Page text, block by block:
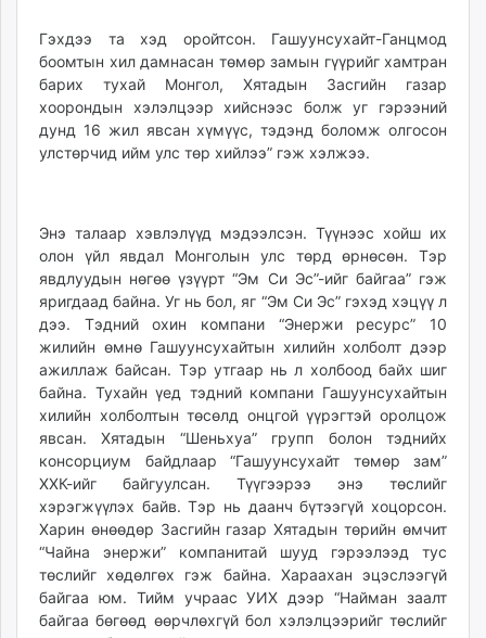
Гэхдээ та хэд оройтсон. Гашуунсухайт-Ганцмод
боомтын хил дамнасан төмөр замын гүүрийг хамтран
барих тухай Монгол, Хятадын Засгийн газар
хоорондын хэлэлцээр хийснээс болж уг гэрээний
дунд 16 жил явсан хүмүүс, тэдэнд боломж олгосон
улстөрчид ийм улс төр хийлээ” гэж хэлжээ.
Энэ талаар хэвлэлүүд мэдээлсэн. Түүнээс хойш их
олон үйл явдал Монголын улс төрд өрнөсөн. Тэр
явдлуудын нөгөө үзүүрт “Эм Си Эс”-ийг байгаа” гэж
яригдаад байна. Уг нь бол, яг “Эм Си Эс” гэхэд хэцүү л
дээ. Тэдний охин компани “Энержи ресурс” 10
жилийн өмнө Гашуунсухайтын хилийн холболт дээр
ажиллаж байсан. Тэр утгаар нь л холбоод байх шиг
байна. Тухайн үед тэдний компани Гашуунсухайтын
хилийн холболтын төсөлд онцгой үүрэгтэй оролцож
явсан. Хятадын “Шеньхуа” групп болон тэднийх
консорциум байдлаар “Гашуунсухайт төмөр зам”
ХХК-ийг байгуулсан. Түүгээрээ энэ төслийг
хэрэгжүүлэх байв. Тэр нь даанч бүтээгүй хоцорсон.
Харин өнөөдөр Засгийн газар Хятадын төрийн өмчит
“Чайна энержи” компанитай шууд гэрээлээд тус
төслийг хөдөлгөх гэж байна. Хараахан эцэслээгүй
байгаа юм. Тийм учраас УИХ дээр “Найман заалт
байгаа бөгөөд өөрчлөхгүй бол хэлэлцээрийг төслийг